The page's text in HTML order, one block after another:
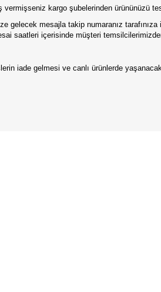
vermişseniz kargo şubelerinden ürününüzü
gelecek mesajla takip numaranız
saatleri içerisinde müşteri
iade gelmesi ve canlı ürünlerde